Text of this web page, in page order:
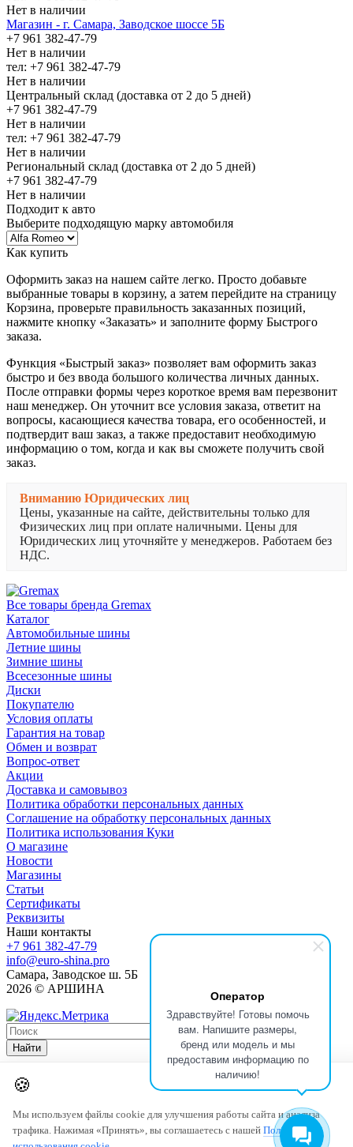
Оператор
Здравствуйте! Готовы помочь
вам. Напишите размеры,
бренд или модель и мы
предоставим информацию по
наличию!
Нет в наличии
Магазин - г. Самара, Заводское шоссе 5Б
+7 961 382-47-79
Нет в наличии
тел: +7 961 382-47-79
Нет в наличии
Центральный склад (доставка от 2 до 5 дней)
+7 961 382-47-79
Нет в наличии
тел: +7 961 382-47-79
Нет в наличии
Региональный склад (доставка от 2 до 5 дней)
+7 961 382-47-79
Нет в наличии
Подходит к авто
Выберите подходящую марку автомобиля
Как купить
Оформить заказ на нашем сайте легко. Просто добавьте
выбранные товары в корзину, а затем перейдите на страницу
Корзина, проверьте правильность заказанных позиций,
нажмите кнопку «Заказать» и заполните форму Быстрого
заказа.
Функция «Быстрый заказ» позволяет вам оформить заказ
быстро и без ввода большого количества личных данных.
После отправки формы через короткое время вам перезвонит
наш менеджер. Он уточнит все условия заказа, ответит на
вопросы, касающиеся качества товара, его особенностей, и
подтвердит ваш заказ, а также предоставит необходимую
информацию о том, когда и как вы сможете получить свой
заказ.
Вниманию Юридических лиц
Цены, указанные на сайте, действительны только для
Физических лиц при оплате наличными. Цены для
Юридических лиц уточняйте у менеджеров. Работаем без
НДС.
Все товары бренда Gremax
Каталог
Автомобильные шины
Летние шины
Зимние шины
Всесезонные шины
Диски
Покупателю
Условия оплаты
Гарантия на товар
Обмен и возврат
Вопрос-ответ
Акции
Доставка и самовывоз
Политика обработки персональных данных
Соглашение на обработку персональных данных
Политика использования Куки
О магазине
Новости
Магазины
Статьи
Сертификаты
Реквизиты
Наши контакты
+7 961 382-47-79
info@euro-shina.pro
Самара, Заводское ш. 5Б
2026 © АРШИНА
Найти
🍪
Мы используем файлы cookie для улучшения работы сайта и анализа
трафика. Нажимая «Принять», вы соглашаетесь с нашей Политикой